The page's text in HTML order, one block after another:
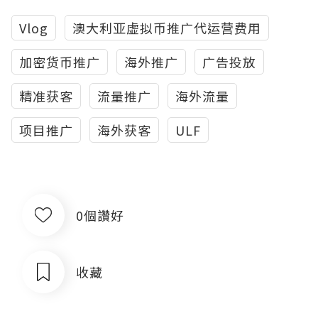
Vlog
澳大利亚虚拟币推广代运营费用
加密货币推广
海外推广
广告投放
精准获客
流量推广
海外流量
项目推广
海外获客 ULF
0個讚好
收藏